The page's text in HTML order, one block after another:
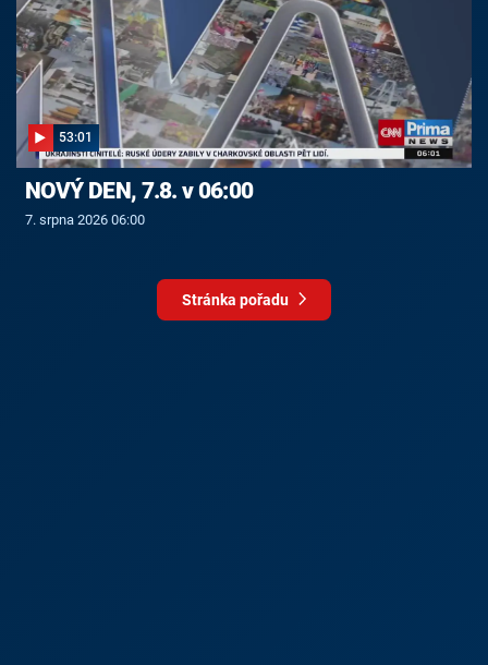
53:01
NOVÝ DEN, 7.8. v 06:00
7. srpna 2026 06:00
Stránka pořadu